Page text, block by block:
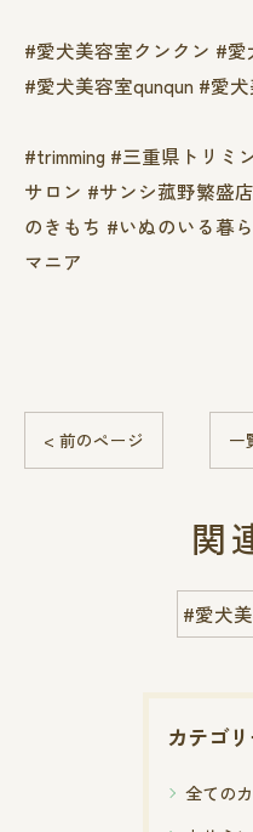
#愛犬美容室クンクン #
#愛犬美容室qunqun #愛
#trimming #三重県トリミ
サロン #サンシ菰野繁盛
のきもち #いぬのいる暮
マニア
< 前のページ 一
関
#愛犬
カテゴ
全ての